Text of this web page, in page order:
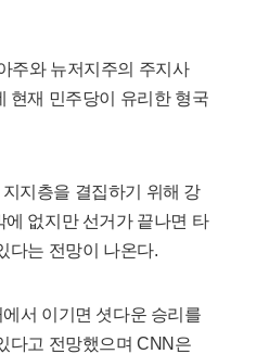
주와 뉴저지주의 주지사
현재 민주당이 유리한 형국
지층을 결집하기 위해 강
에 없지만 선거가 끝나면 타
다는 전망이 나온다.
서 이기면 셧다운 승리를
다고 전망했으며 CNN은